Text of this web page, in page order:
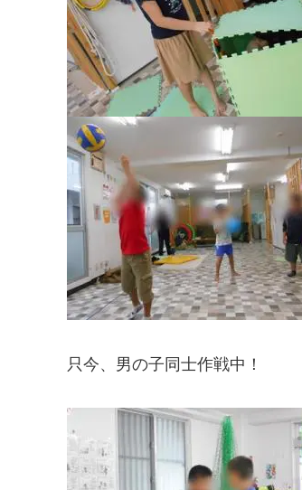
只今、男の子同士作戦中！